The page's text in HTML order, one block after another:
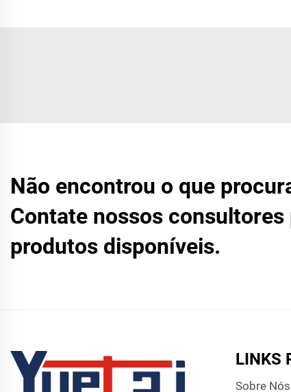
Não encontrou o que
Contate nossos
produtos disponíveis.
LINKS
Sobre Nós